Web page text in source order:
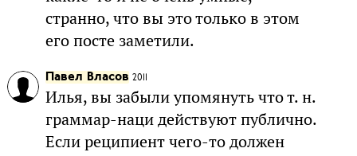
странно, что вы это только в этом
его посте заметили.
Павел Власов 2011
Илья, вы забыли упомянуть что т. н.
граммар-наци действуют публично.
Если реципиент чего-то должен